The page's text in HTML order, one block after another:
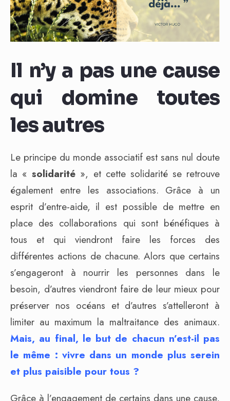
Il n’y a pas une cause
qui domine toutes
les autres
Le principe du monde associatif est sans nul doute
la «solidarité », et cette solidarité se retrouve
également entre les associations. Grâce à un
esprit d’entre-aide, il est possible de mettre en
place des collaborations qui sont bénéfiques à
tous et qui viendront faire les forces des
différentes actions de chacune. Alors que certains
s’engageront à nourrir les personnes dans le
besoin, d’autres viendront faire de leur mieux pour
préserver nos océans et d’autres s’attelleront à
limiter au maximum la maltraitance des animaux.
Mais, au final, le but de chacun n’est-il pas
le même : vivre dans un monde plus serein
et plus paisible pour tous ?
Grâce à l’engagement de certains dans une cause,